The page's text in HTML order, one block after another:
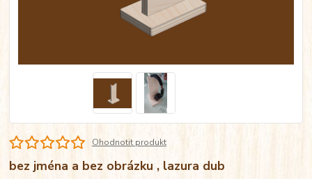
Ohodnotit produkt
bez jména a bez obrázku , lazura dub